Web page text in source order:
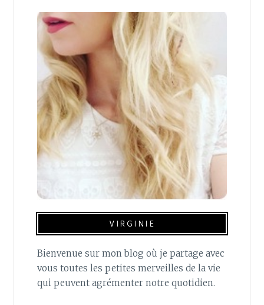
VIRGINIE
Bienvenue sur mon blog où je partage avec
vous toutes les petites merveilles de la vie
qui peuvent agrémenter notre quotidien.